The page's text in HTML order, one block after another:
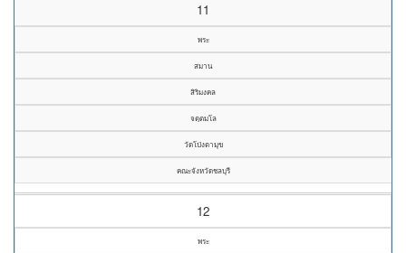
11
พระ
สมาน
สิริมงคล
จตฺตมโล
วัดโป่งตามุข
คณะจังหวัดชลบุรี
12
พระ